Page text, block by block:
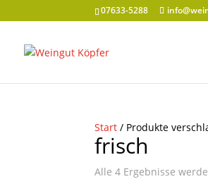
07633-5288
Start / Produkte
frisch
Alle 4 Ergebnisse